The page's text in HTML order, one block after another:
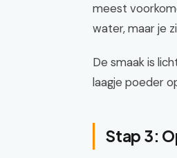
meest
water, maar je
De smaak is
laagje poeder
Stap 3: